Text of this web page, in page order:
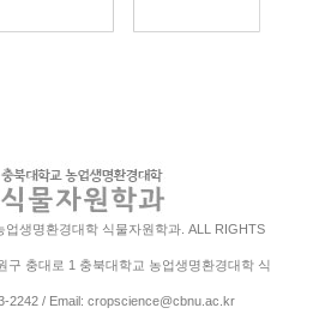
생명환경대학 식물자원학과. ALL RIGHTS
구 충대로 1 충북대학교 농업생명환경대학 식
2242 / Email: cropscience@cbnu.ac.kr